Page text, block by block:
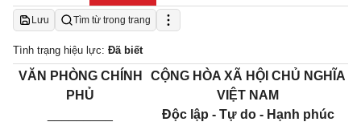
Lưu Tìm từ trong trang
Tình trạng hiệu lực: Đã biết
VĂN PHÒNG CHÍNH
PHỦ
CỘNG HÒA XÃ HỘI CHỦ NGHĨA
VIỆT NAM
Độc lập - Tự do - Hạnh phúc